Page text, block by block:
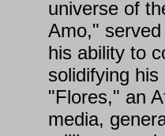
universe of
Amo,"
his ability to
solidifying
"Flores," an
media,